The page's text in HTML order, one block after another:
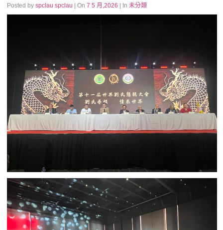
Posted byspclau spclau | On7 5 月,2026 | In未分類